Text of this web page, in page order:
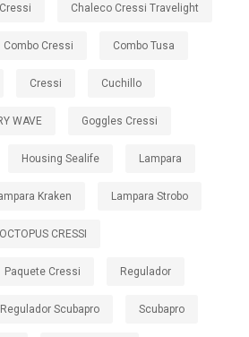
Chaleco Cressi Travelight
Combo Cressi Combo Tusa
Cressi Cuchillo
WAVE Goggles Cressi
Housing Sealife Lampara
Kraken Lampara Strobo
OCTOPUS CRESSI
Paquete Cressi Regulador
Regulador Scubapro Scubapro